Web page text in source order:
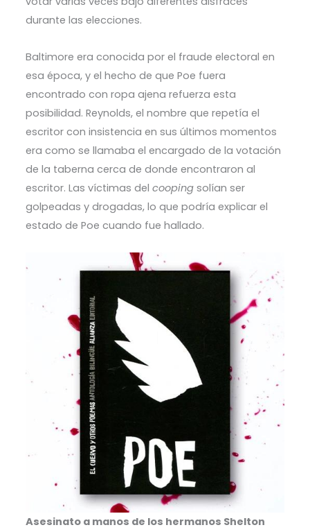
durante las elecciones.
Baltimore era conocida por el fraude electoral en
esa época, y el hecho de que Poe fuera
encontrado con ropa ajena refuerza esta
posibilidad. Reynolds, el nombre que repetía el
escritor con insistencia en sus últimos momentos
era como se llamaba el encargado de la votación
de la taberna cerca de donde encontraron al
escritor. Las víctimas del coopingsolían ser
golpeadas y drogadas, lo que podría explicar el
estado de Poe cuando fue hallado.
Asesinato a manos de los hermanos Shelton